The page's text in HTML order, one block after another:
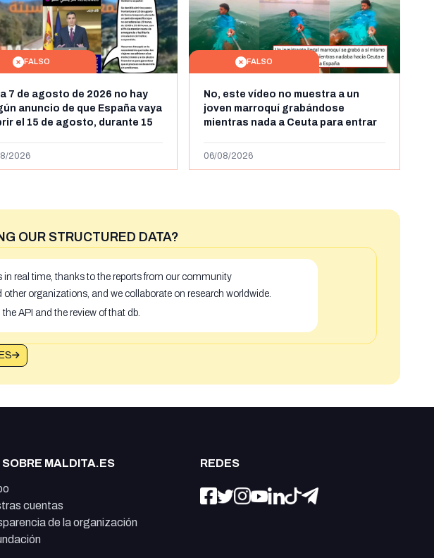
FALSO
a 7 de agosto de 2026 no hay
anuncio de que España vaya
el 15 de agosto, durante 15
2026
FALSO
No, este vídeo no muestra a un
joven marroquí grabándose
mientras nada a Ceuta para entrar
más de 450km de Ceuta y el autor lo
06/08/2026
OUR STRUCTURED DATA?
real time, thanks to the reports from our community
organizations, and we collaborate on research worldwide.
API and the review of that db.
SOBRE MALDITA.ES
cuentas
de la organización
REDES